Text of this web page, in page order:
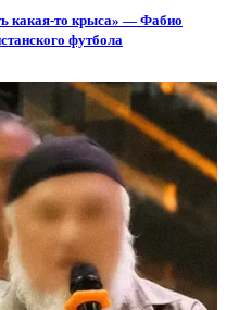
какая-то крыса» — Фабио
футбола